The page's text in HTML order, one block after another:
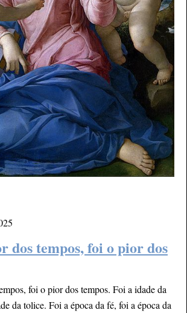
dos tempos, foi o pior dos
foi o pior dos tempos. Foi a idade da
da tolice. Foi a época da fé, foi a época da